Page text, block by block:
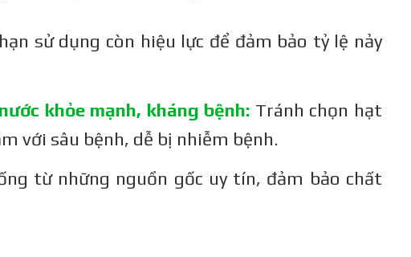
sử dụng còn hiệu lực để đảm bảo tỷ lệ nảy
khỏe mạnh, kháng bệnh: Tránh chọn hạt
với sâu bệnh, dễ bị nhiễm bệnh.
từ những nguồn gốc uy tín, đảm bảo chất